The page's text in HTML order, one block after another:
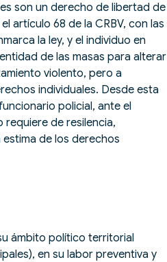
son un derecho de libertad de
artículo 68 de la CRBV, con las
la ley, y el individuo en
de las masas para alterar
violento, pero a
individuales. Desde esta
policial, ante el
de resilencia,
de los derechos
ámbito político territorial
en su labor preventiva y